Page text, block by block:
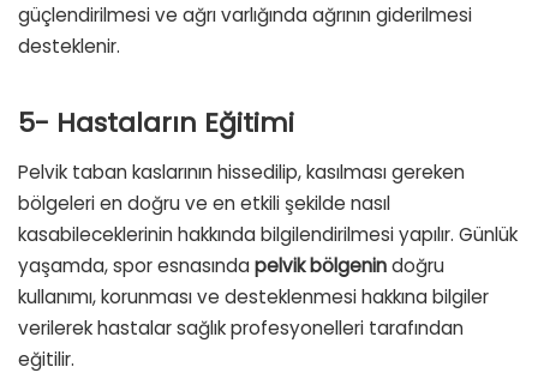
güçlendirilmesi ve ağrı varlığında ağrının giderilmesi
desteklenir.
5- Hastaların Eğitimi
Pelvik taban kaslarının hissedilip, kasılması gereken
bölgeleri en doğru ve en etkili şekilde nasıl
kasabileceklerinin hakkında bilgilendirilmesi yapılır. Günlük
yaşamda, spor esnasında pelvik bölgenindoğru
kullanımı, korunması ve desteklenmesi hakkına bilgiler
verilerek hastalar sağlık profesyonelleri tarafından
eğitilir.